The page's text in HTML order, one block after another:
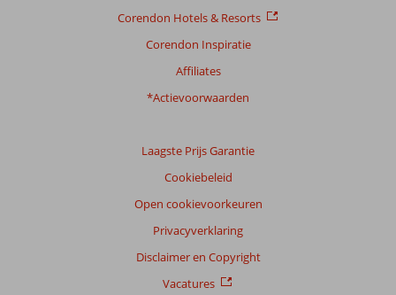
Corendon Hotels & Resorts
Corendon Inspiratie
Affiliates
*Actievoorwaarden
Laagste Prijs Garantie
Cookiebeleid
Open cookievoorkeuren
Privacyverklaring
Disclaimer en Copyright
Vacatures